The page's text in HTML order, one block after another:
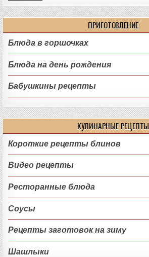
ПРИГОТОВЛЕНИЕ
Блюда в горшочках
Блюда на день рождения
Бабушкины рецепты
КУЛИНАРНЫЕ РЕЦЕПТЫ
Короткие рецепты блинов
Видео рецепты
Ресторанные блюда
Соусы
Рецепты заготовок на зиму
Шашлыки